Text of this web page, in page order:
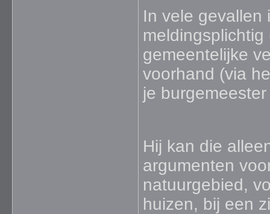
In vele gevallen
gemeentelijke
voorhand (via
je
Hij kan die
argumenten
natuurgebied,
huizen, bij een